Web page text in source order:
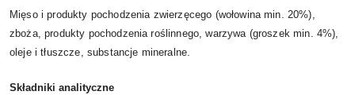
Mięso i produkty pochodzenia zwierzęcego (wołowina min. 20%),
zboża, produkty pochodzenia roślinnego, warzywa (groszek min. 4%),
oleje i tłuszcze, substancje mineralne.
Składniki analityczne